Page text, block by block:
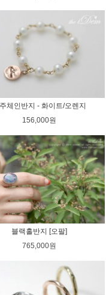
체인반지 - 화이트/오렌지
156,000원
블랙홀반지 [오팔]
765,000원